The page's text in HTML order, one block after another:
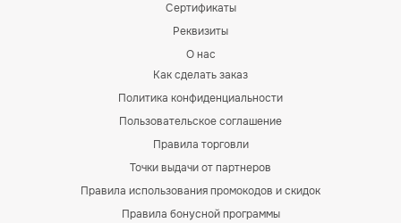
Сертификаты
Реквизиты
О нас
Как сделать заказ
Политика конфиденциальности
Пользовательское соглашение
Правила торговли
Точки выдачи от партнеров
Правила использования промокодов и скидок
Правила бонусной программы